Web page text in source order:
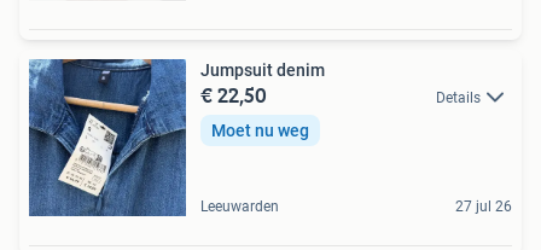
Jumpsuit denim
€ 22,50 Details
Moet nu weg
Leeuwarden 27 jul 26